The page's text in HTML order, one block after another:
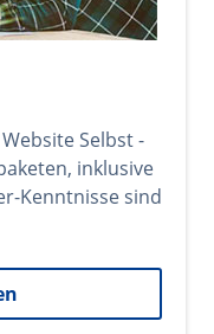
Selbst -
inklusive
Kenntnisse sind